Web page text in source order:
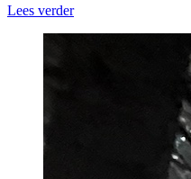
Lees verder